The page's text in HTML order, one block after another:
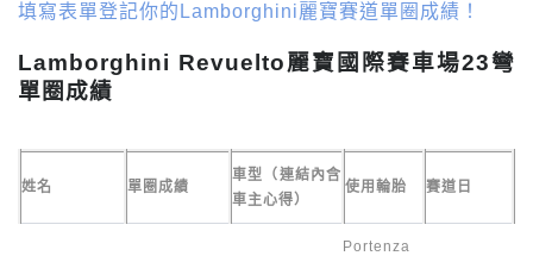
填寫表單登記你的Lamborghini麗寶賽道單圈成績！
Lamborghini Revuelto麗寶國際賽車場23彎
單圈成績
姓名 單圈成績
車型（連結內含
車主心得）
使用輪胎 賽道日
Portenza